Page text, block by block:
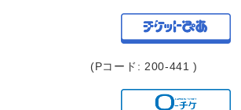
(Pコード: 200-441 )